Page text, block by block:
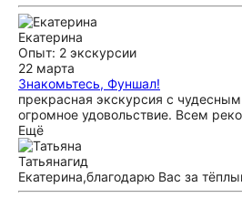
Екатерина
Опыт: 2 экскурсии
22 марта
Знакомьтесь, Фуншал!
прекрасная экскурсия с
огромное удовольствие. Всем
Ещё
Татьянагид
Екатерина,благодарю Вас за